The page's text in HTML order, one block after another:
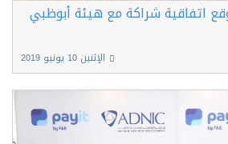
اتفاقية شراكة مع هيئة أبوظبي
الإثنين 10 يونيو 2019